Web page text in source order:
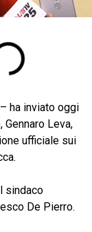
ha inviato oggi
Leva,
ufficiale sui
sindaco
De Pierro.